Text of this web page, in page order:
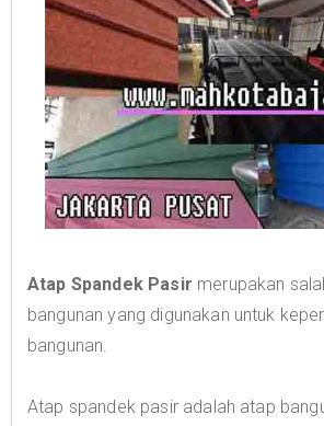
Atap Spandek Pasir merupakan
bangunan yang digunakan untuk
bangunan.
Atap spandek pasir adalah atap